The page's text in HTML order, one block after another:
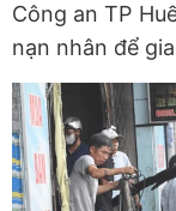
Công an TP
nạn nhân để